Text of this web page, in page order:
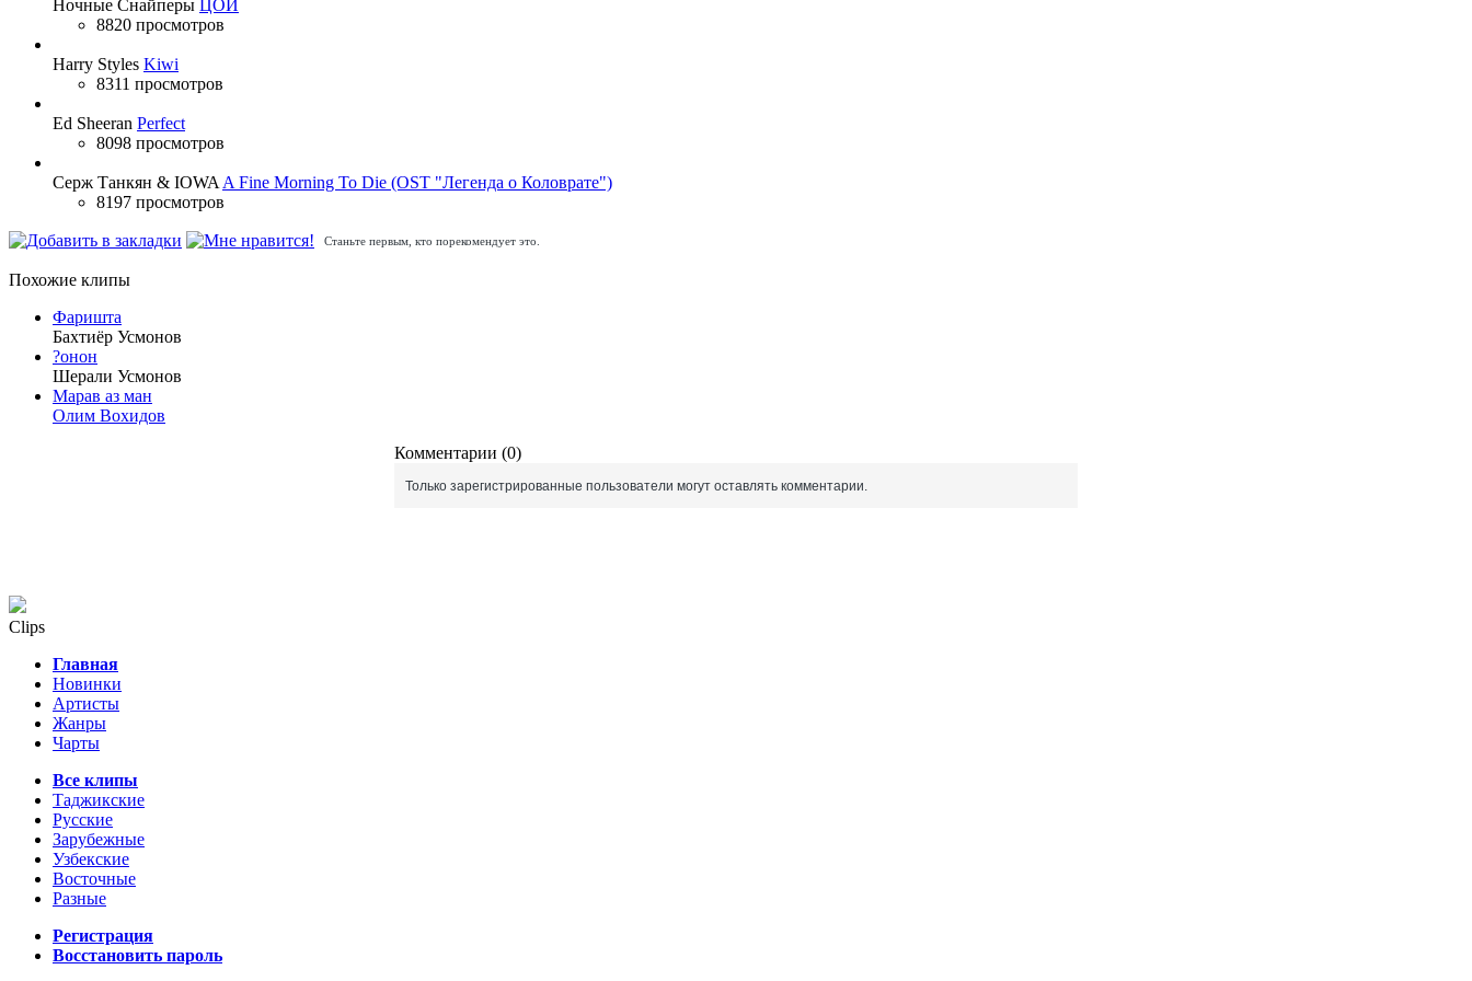
Ночные Снайперы ЦОЙ
8820 просмотров
Harry Styles Kiwi
8311 просмотров
Ed Sheeran Perfect
8098 просмотров
Серж Танкян & IOWA A Fine Morning To Die (OST "Легенда о Коловрате")
8197 просмотров
Станьте первым, кто порекомендует это.
Похожие клипы
Фаришта
Бахтиёр Усмонов
?онон
Шерали Усмонов
Марав аз ман
Олим Вохидов
Комментарии (0)
Только зарегистрированные пользователи могут оставлять комментарии.
Clips
Главная
Новинки
Артисты
Жанры
Чарты
Все клипы
Таджикские
Русские
Зарубежные
Узбекские
Восточные
Разные
Регистрация
Восстановить пароль